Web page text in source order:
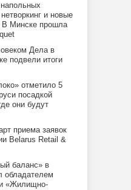
и новые
В Минске прошла
Дела в
подвели итоги
отметило 5
посадкой
они будут
приема заявок
Belarus Retail &
баланс» в
обладателем
«Жилищно-